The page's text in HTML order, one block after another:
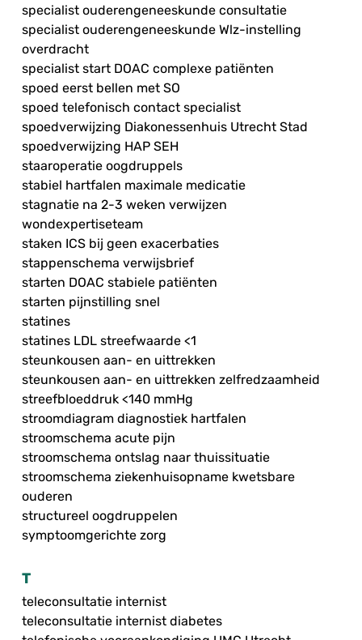
specialist ouderengeneeskunde consultatie
specialist ouderengeneeskunde Wlz-instelling
overdracht
specialist start DOAC complexe patiënten
spoed eerst bellen met SO
spoed telefonisch contact specialist
spoedverwijzing Diakonessenhuis Utrecht Stad
spoedverwijzing HAP SEH
staaroperatie oogdruppels
stabiel hartfalen maximale medicatie
stagnatie na 2-3 weken verwijzen
wondexpertiseteam
staken ICS bij geen exacerbaties
stappenschema verwijsbrief
starten DOAC stabiele patiënten
starten pijnstilling snel
statines
statines LDL streefwaarde <1
steunkousen aan- en uittrekken
steunkousen aan- en uittrekken zelfredzaamheid
streefbloeddruk <140 mmHg
stroomdiagram diagnostiek hartfalen
stroomschema acute pijn
stroomschema ontslag naar thuissituatie
stroomschema ziekenhuisopname kwetsbare
ouderen
structureel oogdruppelen
symptoomgerichte zorg
T
teleconsultatie internist
teleconsultatie internist diabetes